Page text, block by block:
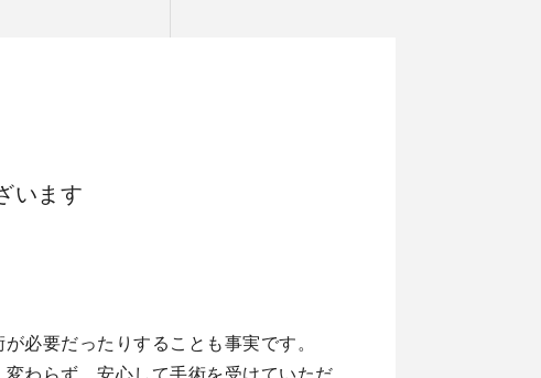
います
必要だったりすることも事実です。
わらず、安心して手術を受けていただ